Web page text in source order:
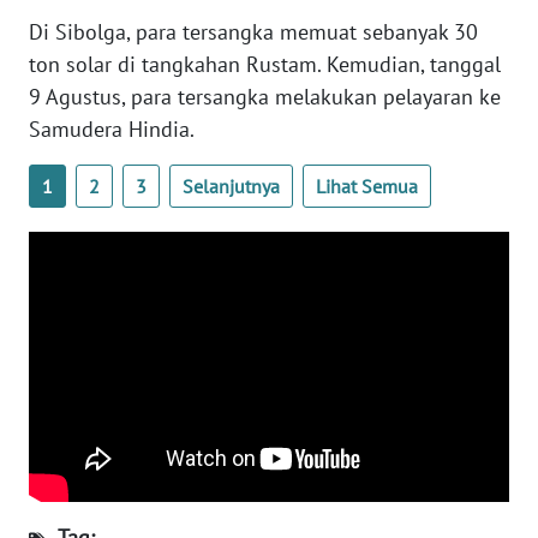
Di Sibolga, para tersangka memuat sebanyak 30
ton solar di tangkahan Rustam. Kemudian, tanggal
9 Agustus, para tersangka melakukan pelayaran ke
Samudera Hindia.
1 2 3 Selanjutnya Lihat Semua
NUSANTARA
WN
JOGJA
JATIM
KALTENG